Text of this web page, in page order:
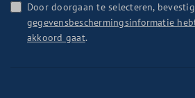
Door doorgaan te selecteren,
gegevensbeschermingsinformatie
akkoord gaat.